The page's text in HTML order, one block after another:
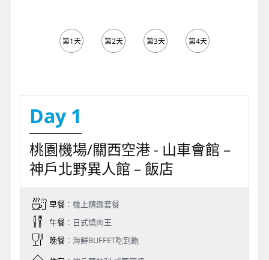
第1天 第2天 第3天 第4天
Day 1
桃園機場/關西空港 - 山車會館 –
神戶北野異人館 – 飯店
早餐：機上精緻套餐
午餐：日式燒肉王
晚餐：海鮮BUFFET吃到飽